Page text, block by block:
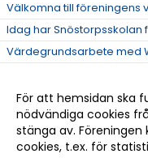
Välkomna till föreningens
Idag har Snöstorpsskolan
Värdegrundsarbete med
Tack till alla ledare!
Ge bort något fint i julklapp
Välkomna att titta på
För att hemsidan ska
nödvändiga cookies
stänga av. Föreningen
cookies, t.ex. för